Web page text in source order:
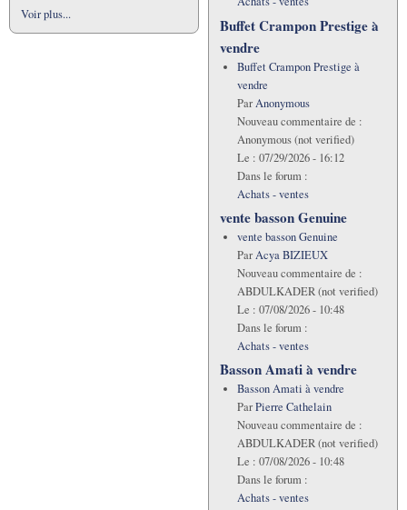
Voir plus...
Buffet Crampon Prestige à
vendre
Buffet Crampon Prestige à
vendre
ParAnonymous
Nouveau commentaire de :
Anonymous (not verified)
Le : 07/29/2026 - 16:12
Dans le forum :
Achats - ventes
vente basson Genuine
vente basson Genuine
ParAcya BIZIEUX
Nouveau commentaire de :
ABDULKADER (not verified)
Le : 07/08/2026 - 10:48
Dans le forum :
Achats - ventes
Basson Amati à vendre
Basson Amati à vendre
ParPierre Cathelain
Nouveau commentaire de :
ABDULKADER (not verified)
Le : 07/08/2026 - 10:48
Dans le forum :
Achats - ventes